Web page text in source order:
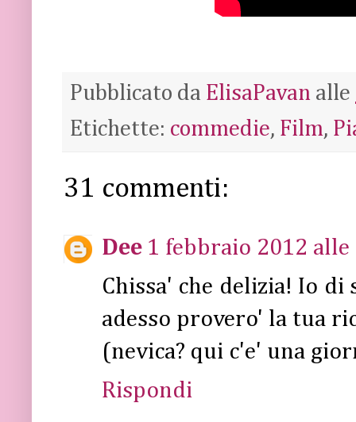
Pubblicato da ElisaPavan alle
Etichette: commedie, Film,
31 commenti:
Dee 1 febbraio 2012 alle
Chissa' che delizia! Io di
adesso provero' la tua
(nevica? qui c'e' una
Rispondi